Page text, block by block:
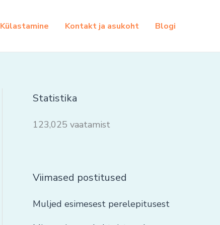
Külastamine Kontakt ja asukoht Blogi
Statistika
123,025 vaatamist
Viimased postitused
Muljed esimesest perelepitusest